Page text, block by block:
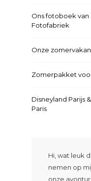
Ons fotoboek
Fotofabriek
Onze
Zomerpakket
Disneyland Parijs
Paris
Hi, wat leuk
nemen op
onze